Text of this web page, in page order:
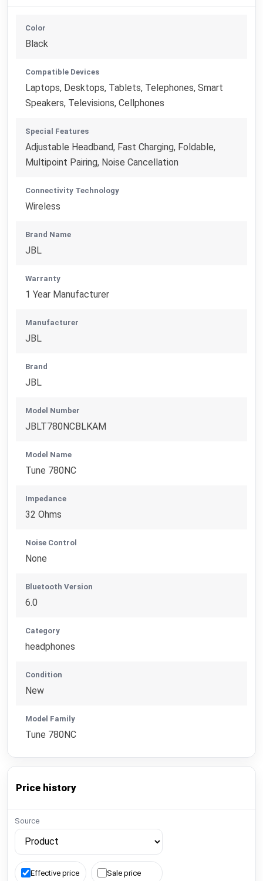
Color
Black
Compatible Devices
Laptops, Desktops, Tablets, Telephones, Smart
Speakers, Televisions, Cellphones
Special Features
Adjustable Headband, Fast Charging, Foldable,
Multipoint Pairing, Noise Cancellation
Connectivity Technology
Wireless
Brand Name
JBL
Warranty
1 Year Manufacturer
Manufacturer
JBL
Brand
JBL
Model Number
JBLT780NCBLKAM
Model Name
Tune 780NC
Impedance
32 Ohms
Noise Control
None
Bluetooth Version
6.0
Category
headphones
Condition
New
Model Family
Tune 780NC
Price history
Source
Effective price Sale price